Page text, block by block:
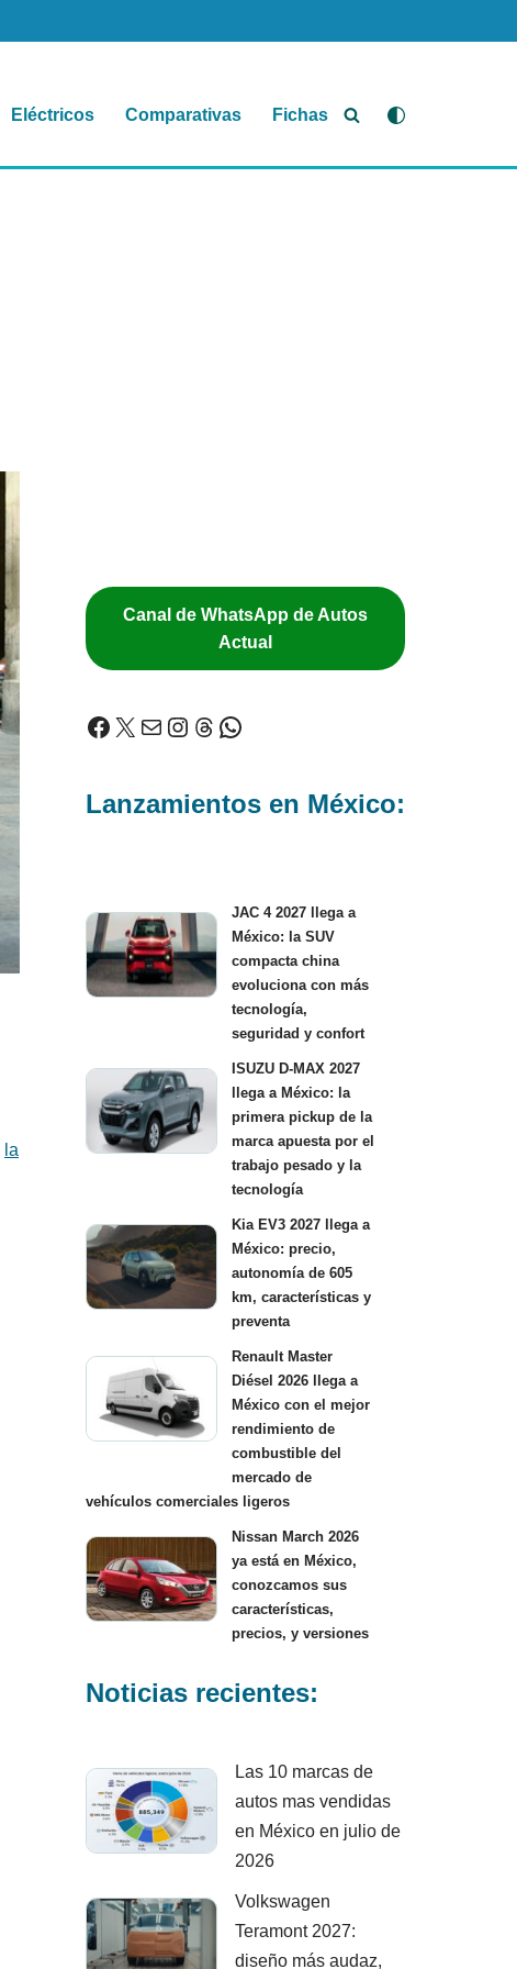
Eléctricos Comparativas Fichas
la
Canal de WhatsApp de Autos
Actual
Lanzamientos en México:
JAC 4 2027 llega a
México: la SUV
compacta china
evoluciona con más
tecnología,
seguridad y confort
ISUZU D-MAX 2027
llega a México: la
primera pickup de la
marca apuesta por el
trabajo pesado y la
tecnología
Kia EV3 2027 llega a
México: precio,
autonomía de 605
km, características y
preventa
Renault Master
Diésel 2026 llega a
México con el mejor
rendimiento de
combustible del
mercado de
vehículos comerciales ligeros
Nissan March 2026
ya está en México,
conozcamos sus
características,
precios, y versiones
Noticias recientes:
Las 10 marcas de
autos mas vendidas
en México en julio de
2026
Volkswagen
Teramont 2027:
diseño más audaz,